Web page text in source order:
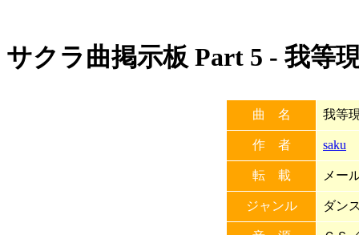
サクラ曲掲示板 Part 5 - 我等
曲 名 我等
作 者 saku
転 載 メー
ジャンル ダン